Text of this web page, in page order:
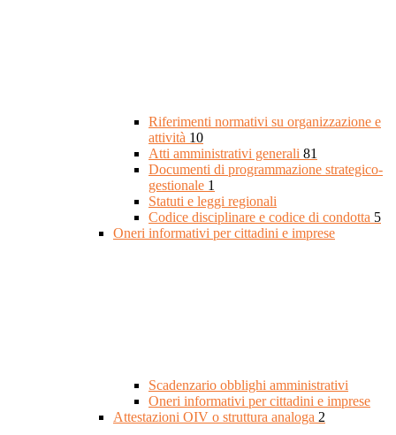
Riferimenti normativi su organizzazione e
attività 10
Atti amministrativi generali 81
Documenti di programmazione strategico-
gestionale 1
Statuti e leggi regionali
Codice disciplinare e codice di condotta 5
Oneri informativi per cittadini e imprese
Scadenzario obblighi amministrativi
Oneri informativi per cittadini e imprese
Attestazioni OIV o struttura analoga 2